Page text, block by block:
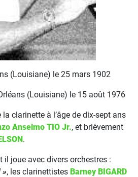
(Louisiane) le 25 mars 1902
(Louisiane) le 15 août 1976
clarinette à l’âge de dix-sept ans
Anselmo TIO Jr., et brièvement
.
il joue avec divers orchestres :
», les clarinettistes Barney BIGARD